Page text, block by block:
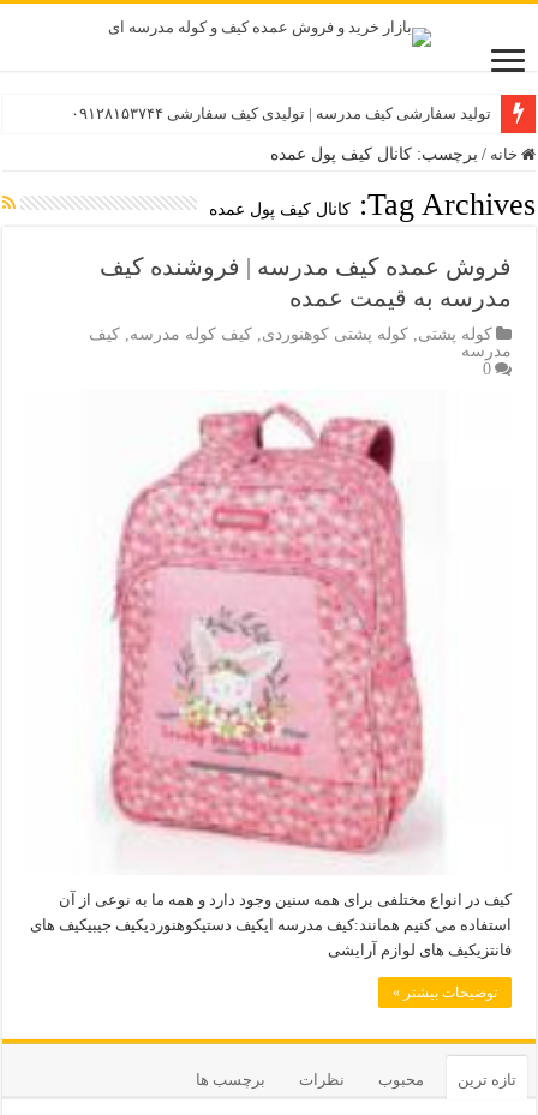
تولید سفارشی کیف مدرسه | تولیدی کیف سفارشی ۰۹۱۲۸۱۵۳۷۴۴
خانه / برچسب: کانال کیف پول عمده
Tag Archives: کانال کیف پول عمده
فروش عمده کیف مدرسه | فروشنده کیف
مدرسه به قیمت عمده
کوله پشتی,کوله پشتی کوهنوردی,کیف کوله مدرسه,کیف
مدرسه
0
کیف در انواع مختلفی برای همه سنین وجود دارد و همه ما به نوعی از آن
استفاده می کنیم همانند:کیف مدرسه ایکیف دستیکوهنوردیکیف جیبیکیف های
فانتزیکیف های لوازم آرایشی
توضیحات بیشتر »
تازه ترین محبوب نظرات برچسب ها